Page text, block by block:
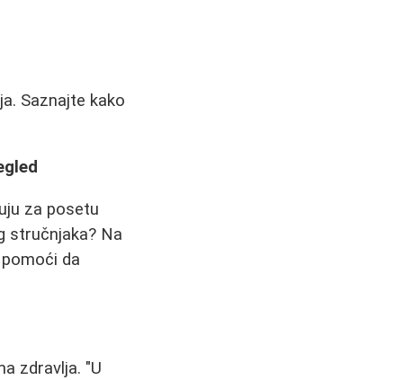
Saznajte kako
za posetu
stručnjaka? Na
da
zdravlja. "U